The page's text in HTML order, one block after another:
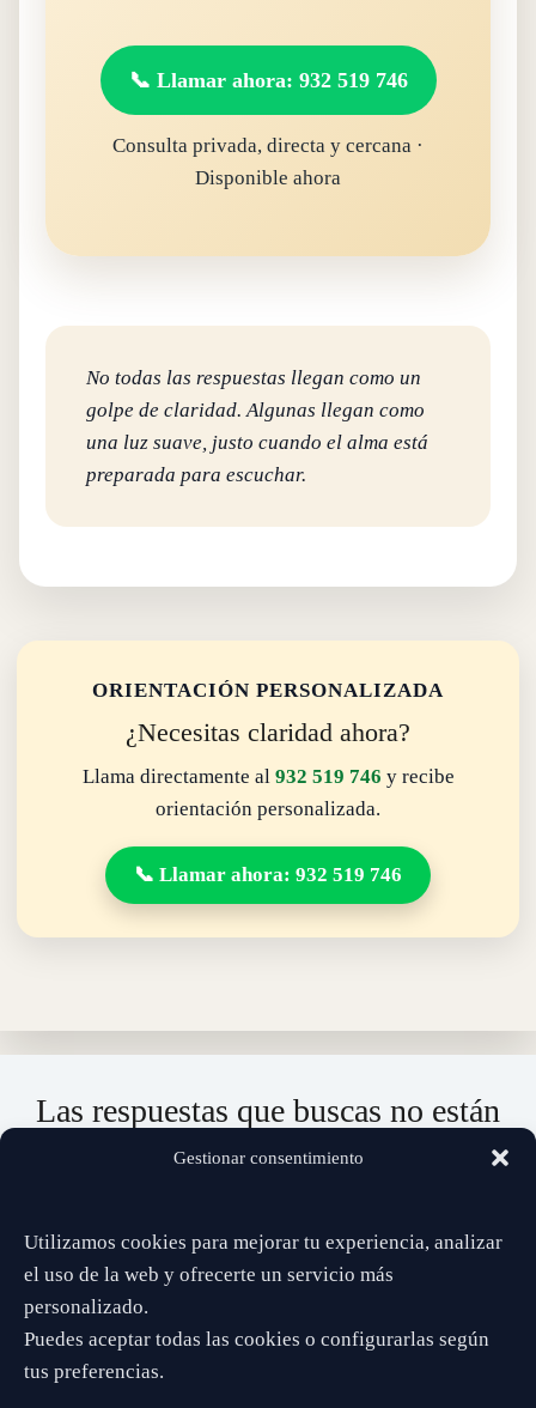
Gestionar consentimiento
Utilizamos cookies para mejorar tu experiencia, analizar
el uso de la web y ofrecerte un servicio más
personalizado.
Puedes aceptar todas las cookies o configurarlas según
tus preferencias.
📞 Llamar ahora: 932 519 746
Consulta privada, directa y cercana ·
Disponible ahora
No todas las respuestas llegan como un
golpe de claridad. Algunas llegan como
una luz suave, justo cuando el alma está
preparada para escuchar.
ORIENTACIÓN PERSONALIZADA
¿Necesitas claridad ahora?
Llama directamente al 932 519 746 y recibe
orientación personalizada.
📞 Llamar ahora: 932 519 746
Las respuestas que buscas no están
lejos…
📞 932 519 746
✔️ Directo ✔️ Privado ✔️ Sin esperas